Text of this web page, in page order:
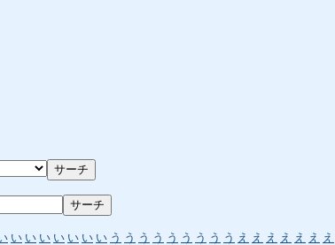
い い い い い い い う う う う う う う う う え え え え え え え